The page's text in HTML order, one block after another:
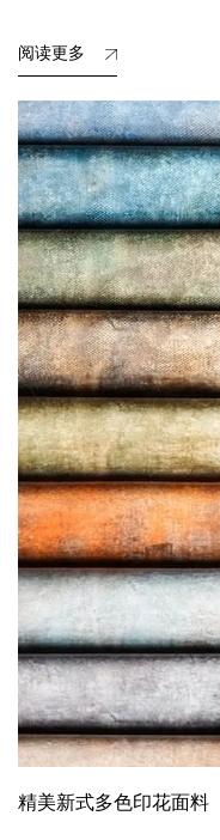
阅读更多
精美新式多色印花面料